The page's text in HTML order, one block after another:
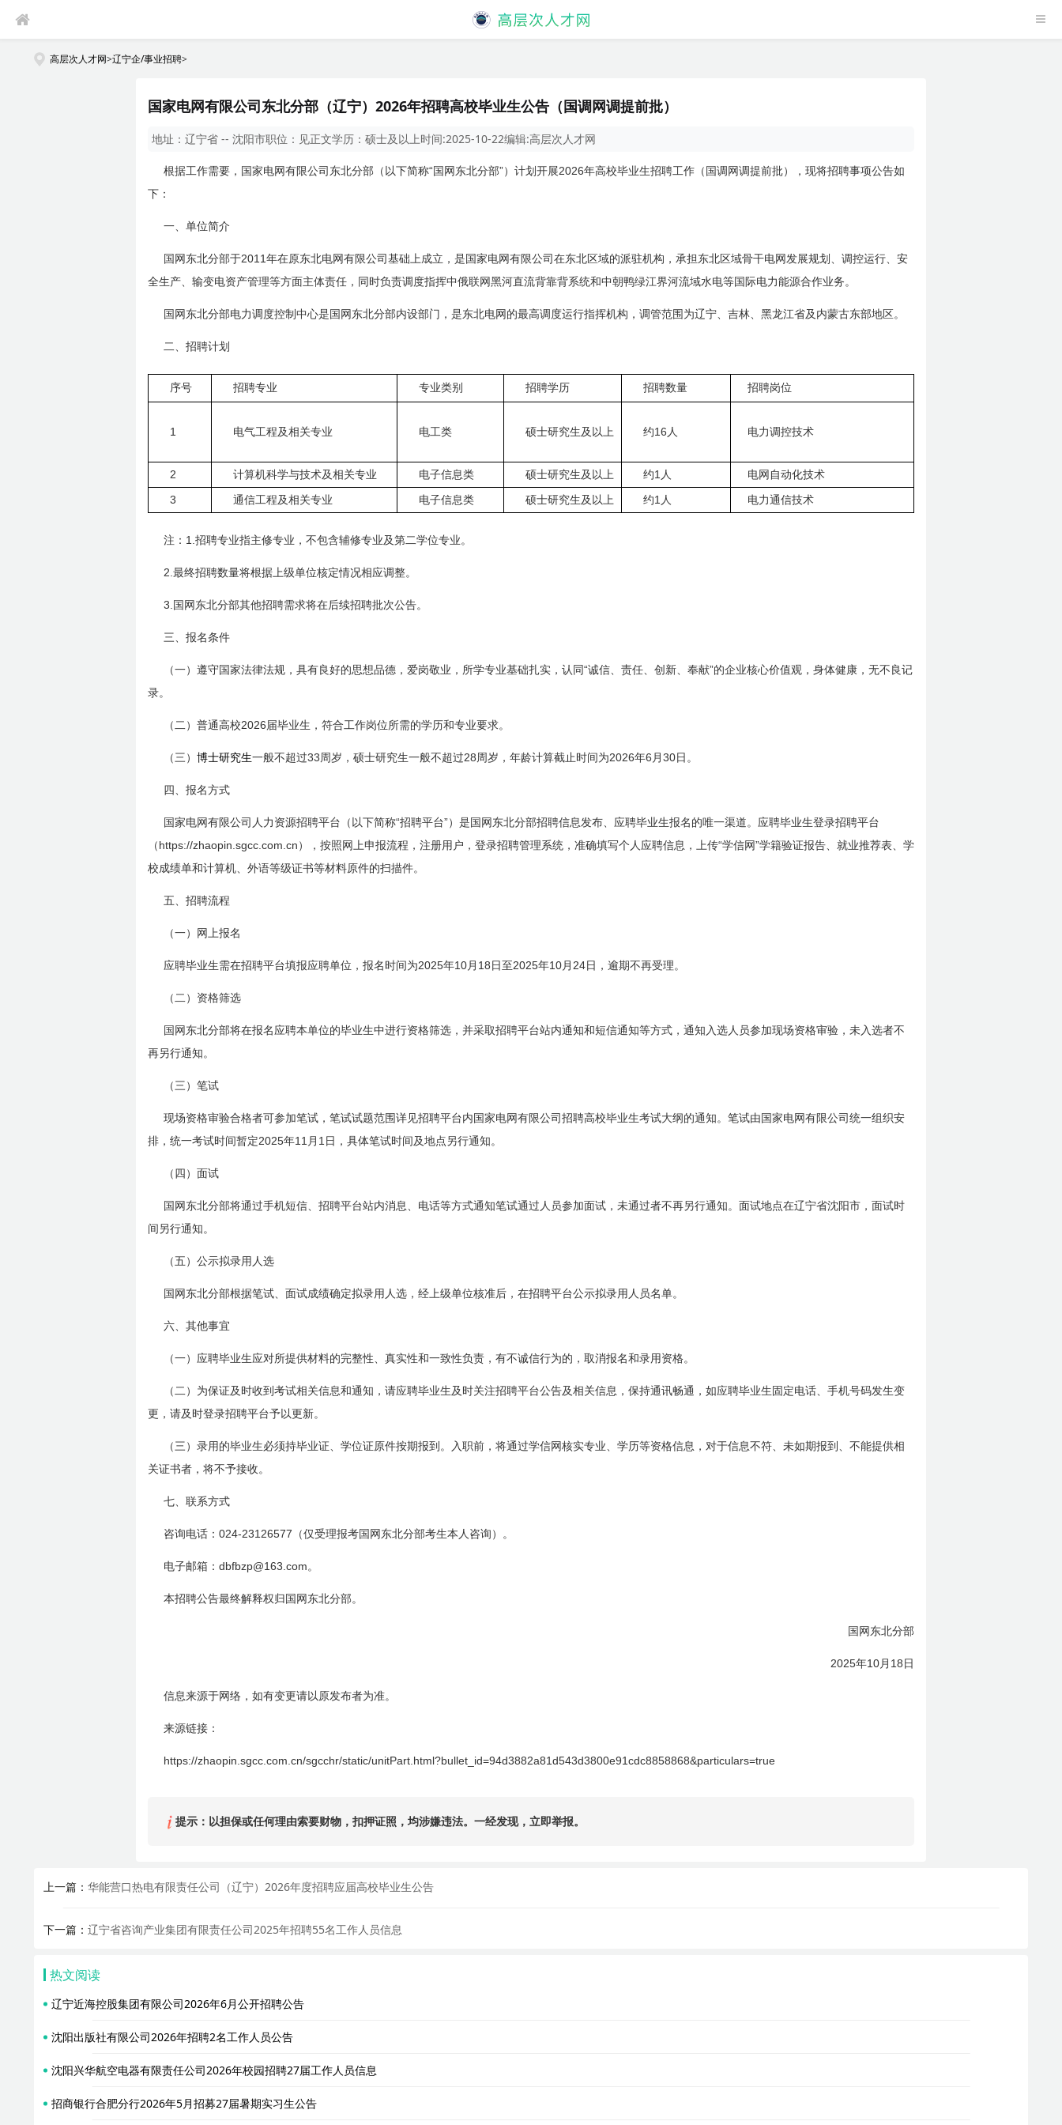
高层次人才网>辽宁企/事业招聘>
国家电网有限公司东北分部（辽宁）2026年招聘高校毕业生公告（国调网调提前批）
地址： 辽宁省 -- 沈阳市职位： 见正文学历： 硕士及以上时间:2025-10-22编辑:高层次人才网
根据工作需要，国家电网有限公司东北分部（以下简称“ 国网东北分部”）计划开展2026年高校毕业生招聘工作（国调网调提前批），现将招聘事项公告如
下：
一、单位简介
国网东北分部于2011 年在原东北电网有限公司基础上成立，是国家电网有限公司在东北区域的派驻机构，承担东北区域骨干电网发展规划、调控运行、安
全生产、输变电资产管理等方面主体责任，同时负责调度指挥中俄联网黑河直流背靠背系统和中朝鸭绿江界河流域水电等国际电力能源合作业务。
国网东北分部电力调度控制中心是国网东北分部内设部门，是东北电网的最高调度运行指挥机构，调管范围为辽宁、吉林、黑龙江省及内蒙古东部地区。
二、招聘计划
序号 招聘专业 专业类别 招聘学历 招聘数量 招聘岗位
1 电气工程及相关专业 电工类 硕士研究生及以上 约16 人 电力调控技术
2 计算机科学与技术及相关专业 电子信息类 硕士研究生及以上 约1 人 电网自动化技术
3 通信工程及相关专业 电子信息类 硕士研究生及以上 约1 人 电力通信技术
注： 1. 招聘专业指主修专业，不包含辅修专业及第二学位专业。
2. 最终招聘数量将根据上级单位核定情况相应调整。
3. 国网东北分部其他招聘需求将在后续招聘批次公告。
三、报名条件
（一）遵守国家法律法规，具有良好的思想品德，爱岗敬业，所学专业基础扎实，认同“诚信、责任、创新、奉献”的企业核心价值观，身体健康，无不良记
录。
（二）普通高校2026 届毕业生，符合工作岗位所需的学历和专业要求。
（三） 博士研究生一般不超过33 周岁，硕士研究生一般不超过28 周岁，年龄计算截止时间为2026年6 月 30日 。
四、报名方式
国家电网有限公司人力资源招聘平台（以下简称“招聘平台”）是国网东北分部招聘信息发布、应聘毕业生报名的唯一渠道。应聘毕业生登录招聘平台
（ https://zhaopin.sgcc.com.cn ），按照网上申报流程，注册用户，登录招聘管理系统，准确填写个人应聘信息，上传“学信网”学籍验证报告、就业推荐表、学
校成绩单和计算机、外语等级证书等材料原件的扫描件。
五、招聘流程
（一）网上报名
应聘毕业生需在招聘平台填报应聘单位，报名时间为2025年10 月 18 日至2025年10 月 24日 ，逾期不再受理。
（二）资格筛选
国网东北分部将在报名应聘本单位的毕业生中进行资格筛选，并采取招聘平台站内通知和短信通知等方式，通知入选人员参加现场资格审验，未入选者不
再另行通知。
（三）笔试
现场资格审验合格者可参加笔试，笔试试题范围详见招聘平台内国家电网有限公司招聘高校毕业生考试大纲的通知。笔试由国家电网有限公司统一组织安
排，统一考试时间暂定2025年11 月 1 日 ，具体笔试时间及地点另行通知。
（四）面试
国网东北分部将通过手机短信、招聘平台站内消息、电话等方式通知笔试通过人员参加面试，未通过者不再另行通知。面试地点在辽宁省沈阳市，面试时
间另行通知。
（五）公示拟录用人选
国网东北分部根据笔试、面试成绩确定拟录用人选，经上级单位核准后，在招聘平台公示拟录用人员名单。
六、其他事宜
（一）应聘毕业生应对所提供材料的完整性、真实性和一致性负责，有不诚信行为的，取消报名和录用资格。
（二）为保证及时收到考试相关信息和通知，请应聘毕业生及时关注招聘平台公告及相关信息，保持通讯畅通，如应聘毕业生固定电话、手机号码发生变
更，请及时登录招聘平台予以更新。
（三）录用的毕业生必须持毕业证、学位证原件按期报到。入职前，将通过学信网核实专业、学历等资格信息，对于信息不符、未如期报到、不能提供相
关证书者，将不予接收。
七、联系方式
咨询电话： 024-23126577 （仅受理报考国网东北分部考生本人咨询）。
电子邮箱： dbfbzp@163.com 。
本招聘公告最终解释权归国网东北分部。
国网东北分部
2025年10 月 18 日
信息来源于网络，如有变更请以原发布者为准。
来源链接：
https://zhaopin.sgcc.com.cn/sgcchr/static/unitPart.html?bullet_id=94d3882a81d543d3800e91cdc8858868&particulars=true
提示：以担保或任何理由索要财物，扣押证照，均涉嫌违法。一经发现，立即举报。
上一篇：华能营口热电有限责任公司（辽宁）2026年度招聘应届高校毕业生公告
下一篇：辽宁省咨询产业集团有限责任公司2025年招聘55名工作人员信息
热文阅读
辽宁近海控股集团有限公司2026年6月公开招聘公告
沈阳出版社有限公司2026年招聘2名工作人员公告
沈阳兴华航空电器有限责任公司2026年校园招聘27届工作人员信息
招商银行合肥分行2026年5月招募27届暑期实习生公告